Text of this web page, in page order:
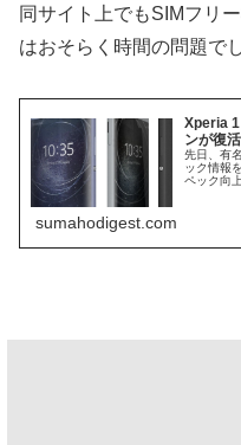
同サイト上でもSIMフリ
はおそらく時間の問題で
Xperia 1
ンが復
先日、有
ック情報
ペック向
sumahodigest.com